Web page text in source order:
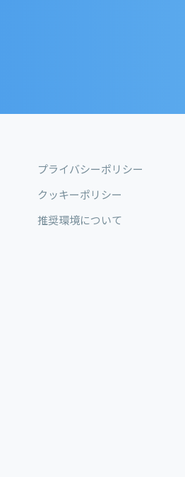
プライバシーポリシー
クッキーポリシー
推奨環境について